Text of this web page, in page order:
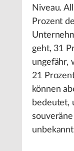
Niveau.
Prozent
geht, 31
ungefähr,
21
können
bedeutet,